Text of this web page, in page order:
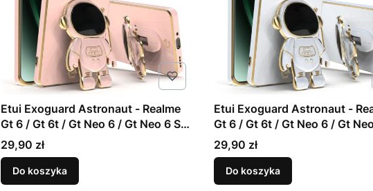
Etui Exoguard Astronaut - Realme
Gt 6 / Gt 6t / Gt Neo 6 / Gt Neo 6 Se
- Pink
Cena
29,90 zł
Do koszyka
Etui Exoguard Astronaut -
Gt 6 / Gt 6t / Gt Neo 6 / Gt
- White
Cena
29,90 zł
Do koszyka